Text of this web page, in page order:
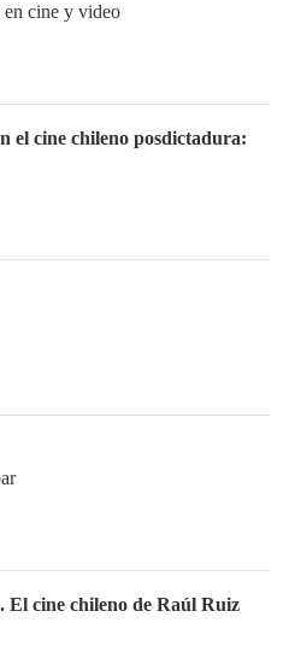
en cine y video
el cine chileno posdictadura:
El cine chileno de Raúl Ruiz